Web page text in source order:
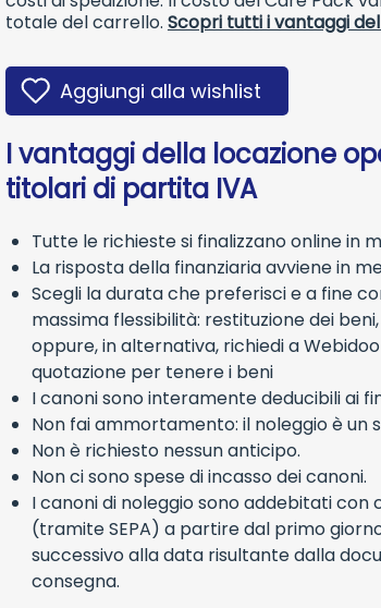
totale del carrello. Scopri tutti i vantaggi
Aggiungi alla wishlist
I vantaggi della locazione
titolari di partita IVA
Tutte le richieste si finalizzano online in
La risposta della finanziaria avviene in
Scegli la durata che preferisci e a fine
massima flessibilità: restituzione dei
oppure, in alternativa, richiedi a Webidoo
quotazione per tenere i beni
I canoni sono interamente deducibili ai fini
Non fai ammortamento: il noleggio è un
Non è richiesto nessun anticipo.
Non ci sono spese di incasso dei canoni.
I canoni di noleggio sono addebitati con
(tramite SEPA) a partire dal primo
successivo alla data risultante dalla
consegna.